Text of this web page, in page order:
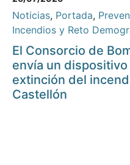
Noticias, Portada,
Incendios y Reto
El Consorcio de
envía un
extinción del
Castellón